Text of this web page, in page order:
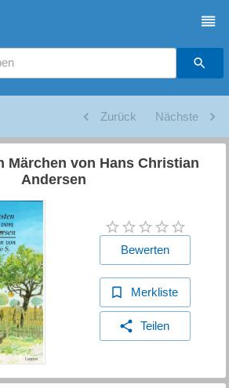
Zurück Nächste
Märchen von Hans Christian
Andersen
Bewerten
Merkliste
Teilen